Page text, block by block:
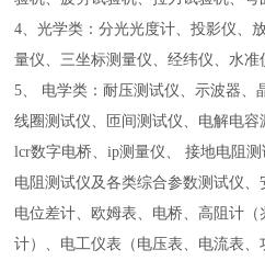
4、光学类：分光光度计、投影仪、
量仪、三坐标测量仪、经纬仪、水准
5、 电学类：耐压测试仪、示波器、
线圈测试仪、匝间测试仪、电解电容
lcr数字电桥、ip测量仪、 接地电阻
电阻测试仪及各类综合参数测试仪、
电位差计、欧姆表、电桥、高阻计
计）、电工仪表（电压表、电流表、